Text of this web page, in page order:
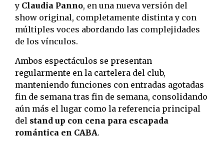
y Claudia Panno, en una nueva versión del
show original, completamente distinta y con
múltiples voces abordando las complejidades
de los vínculos.
Ambos espectáculos se presentan
regularmente en la cartelera del club,
manteniendo funciones con entradas agotadas
fin de semana tras fin de semana, consolidando
aún más el lugar como la referencia principal
del stand up con cena para escapada
romántica en CABA.